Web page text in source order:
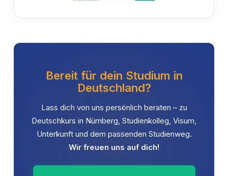
Bereit für dein Studium in
Deutschland?
Lass dich von uns persönlich beraten – zu
Deutschkurs in Nürnberg, Studienkolleg, Visum,
Unterkunft und dem passenden Studienweg.
Wir freuen uns auf dich!